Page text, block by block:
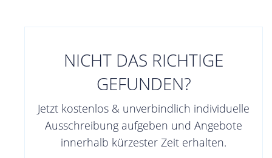
NICHT DAS RICHTIGE
GEFUNDEN?
Jetzt kostenlos & unverbindlich individuelle
Ausschreibung aufgeben und Angebote
innerhalb kürzester Zeit erhalten.